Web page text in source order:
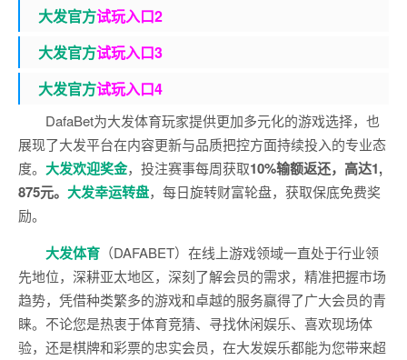
大发官方试玩入口2
大发官方试玩入口3
大发官方试玩入口4
DafaBet为大发体育玩家提供更加多元化的游戏选择，也
展现了大发平台在内容更新与品质把控方面持续投入的专业态
度。 大发欢迎奖金，投注赛事每周获取10%输额返还，高达1,
875元。 大发幸运转盘，每日旋转财富轮盘，获取保底免费奖
励。
大发体育 （DAFABET）在线上游戏领域一直处于行业领
先地位，深耕亚太地区，深刻了解会员的需求，精准把握市场
趋势，凭借种类繁多的游戏和卓越的服务赢得了广大会员的青
睐。不论您是热衷于体育竞猜、寻找休闲娱乐、喜欢现场体
验，还是棋牌和彩票的忠实会员，在大发娱乐都能为您带来超